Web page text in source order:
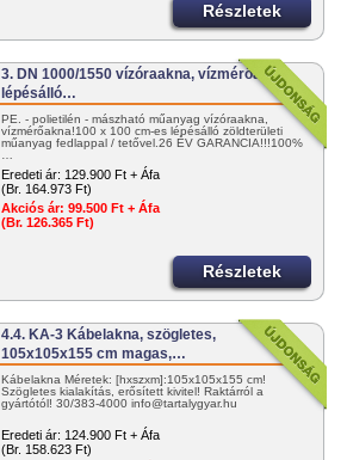
Részletek
3. DN 1000/1550 vízóraakna, vízmérőakna,
lépésálló…
PE. - polietilén - mászható műanyag vízóraakna,
vízmérőakna!100 x 100 cm-es lépésálló zöldterületi
műanyag fedlappal / tetővel.26 ÉV GARANCIA!!!100%
…
Eredeti ár: 129.900 Ft + Áfa
(Br. 164.973 Ft)
Akciós ár: 99.500 Ft + Áfa
(Br. 126.365 Ft)
Részletek
4.4. KA-3 Kábelakna, szögletes,
105x105x155 cm magas,…
Kábelakna Méretek: [hxszxm]:105x105x155 cm!
Szögletes kialakítás, erősített kivitel! Raktárról a
gyártótól! 30/383-4000 info@tartalygyar.hu
Eredeti ár: 124.900 Ft + Áfa
(Br. 158.623 Ft)